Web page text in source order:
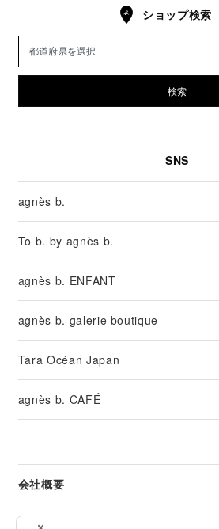
ショップ検索
検索
SNS
agnès b.
To b. by agnès b.
agnès b. ENFANT
agnès b. galerie boutique
Tara Océan Japan
agnès b. CAFÉ
会社概要
リーガル